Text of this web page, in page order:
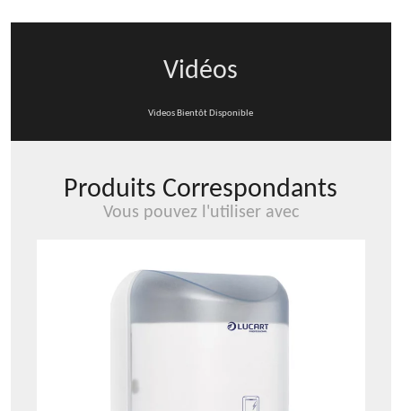
Vidéos
Videos Bientôt Disponible
Produits Correspondants
Vous pouvez l'utiliser avec